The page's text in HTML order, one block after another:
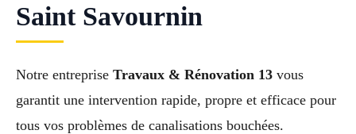
Saint Savournin
Notre entreprise Travaux & Rénovation 13 vous
garantit une intervention rapide, propre et efficace pour
tous vos problèmes de canalisations bouchées.